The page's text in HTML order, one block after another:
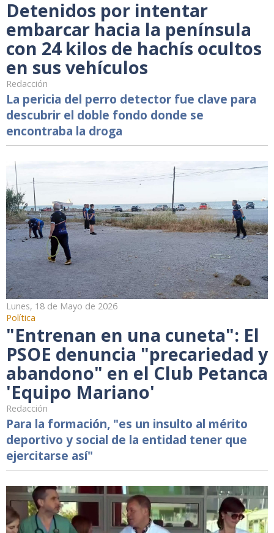
Detenidos por intentar
embarcar hacia la península
con 24 kilos de hachís ocultos
en sus vehículos
Redacción
La pericia del perro detector fue clave para
descubrir el doble fondo donde se
encontraba la droga
Lunes, 18 de Mayo de 2026
Política
"Entrenan en una cuneta": El
PSOE denuncia "precariedad y
abandono" en el Club Petanca
'Equipo Mariano'
Redacción
Para la formación, "es un insulto al mérito
deportivo y social de la entidad tener que
ejercitarse así"